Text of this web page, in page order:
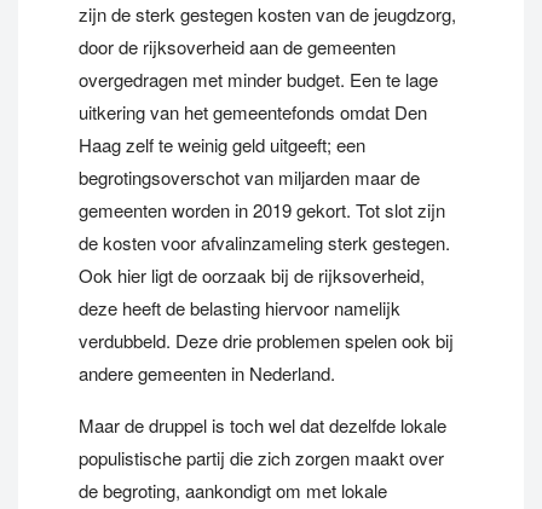
zijn de sterk gestegen kosten van de jeugdzorg,
door de rijksoverheid aan de gemeenten
overgedragen met minder budget. Een te lage
uitkering van het gemeentefonds omdat Den
Haag zelf te weinig geld uitgeeft; een
begrotingsoverschot van miljarden maar de
gemeenten worden in 2019 gekort. Tot slot zijn
de kosten voor afvalinzameling sterk gestegen.
Ook hier ligt de oorzaak bij de rijksoverheid,
deze heeft de belasting hiervoor namelijk
verdubbeld. Deze drie problemen spelen ook bij
andere gemeenten in Nederland.
Maar de druppel is toch wel dat dezelfde lokale
populistische partij die zich zorgen maakt over
de begroting, aankondigt om met lokale